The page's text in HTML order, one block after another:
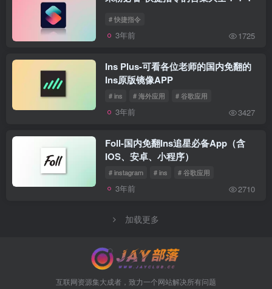
# 快捷指令
3年前 1725
Ins Plus-可看各位老师的国内免翻的
Ins原版镜像APP
# ins # 海外应用 # 谷歌应用
3年前 3427
Foll-国内免翻Ins追星必备App（含
IOS、安卓、小程序）
# instagram # ins # 谷歌应用
3年前 2710
加载更多
互联网资源集大成者，致力一个网站解决所有问题